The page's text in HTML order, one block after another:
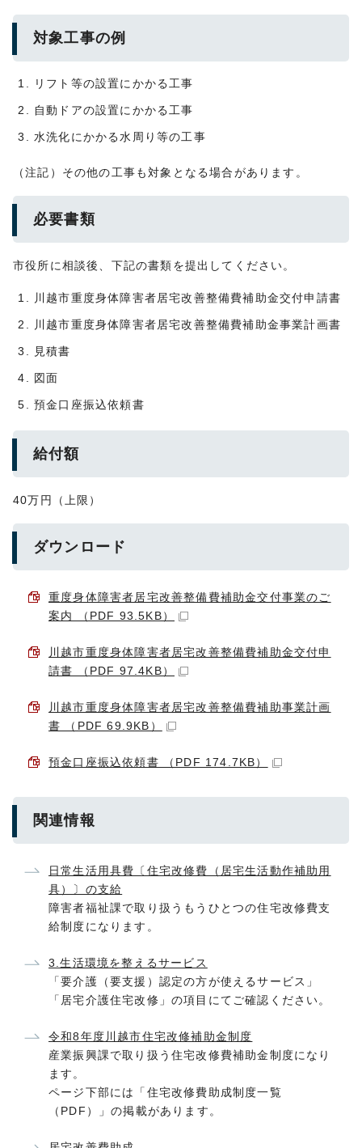
対象工事の例
リフト等の設置にかかる工事
自動ドアの設置にかかる工事
水洗化にかかる水周り等の工事
（注記）その他の工事も対象となる場合があります。
必要書類
市役所に相談後、下記の書類を提出してください。
川越市重度身体障害者居宅改善整備費補助金交付申請書
川越市重度身体障害者居宅改善整備費補助金事業計画書
見積書
図面
預金口座振込依頼書
給付額
40万円（上限）
ダウンロード
重度身体障害者居宅改善整備費補助金交付事業のご
案内 （PDF 93.5KB）
川越市重度身体障害者居宅改善整備費補助金交付申
請書 （PDF 97.4KB）
川越市重度身体障害者居宅改善整備費補助事業計画
書 （PDF 69.9KB）
預金口座振込依頼書 （PDF 174.7KB）
関連情報
日常生活用具費〔住宅改修費（居宅生活動作補助用
具）〕の支給
障害者福祉課で取り扱うもうひとつの住宅改修費支
給制度になります。
3.生活環境を整えるサービス
「要介護（要支援）認定の方が使えるサービス」
「居宅介護住宅改修」の項目にてご確認ください。
令和8年度川越市住宅改修補助金制度
産業振興課で取り扱う住宅改修費補助金制度になり
ます。
ページ下部には「住宅改修費助成制度一覧
（PDF）」の掲載があります。